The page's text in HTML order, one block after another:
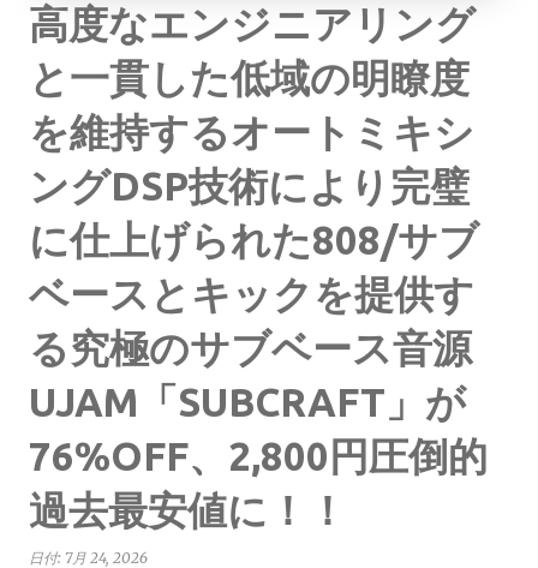
高度なエンジニアリング
と一貫した低域の明瞭度
を維持するオートミキシ
ングDSP技術により完璧
に仕上げられた808/サブ
ベースとキックを提供す
る究極のサブベース音源
UJAM「SUBCRAFT」が
76%OFF、2,800円圧倒的
過去最安値に！！
日付: 7月 24, 2026